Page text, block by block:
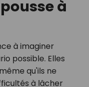
à
à imaginer
possible. Elles
qu'ils ne
à lâcher